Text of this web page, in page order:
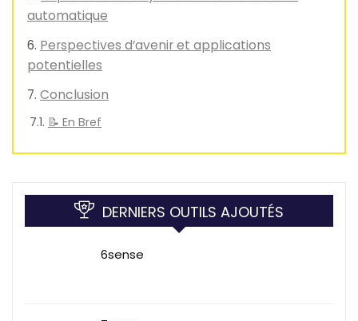
automatique
Perspectives d’avenir et applications
potentielles
Conclusion
📝 En Bref
DERNIERS OUTILS AJOUTÉS
6sense